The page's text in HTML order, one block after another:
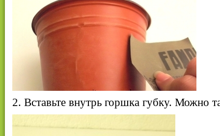
2. Вставьте внутрь горшка губку. Можно